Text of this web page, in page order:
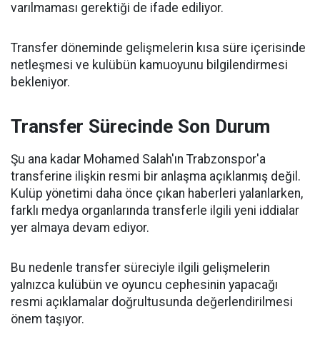
varılmaması gerektiği de ifade ediliyor.
Transfer döneminde gelişmelerin kısa süre içerisinde
netleşmesi ve kulübün kamuoyunu bilgilendirmesi
bekleniyor.
Transfer Sürecinde Son Durum
Şu ana kadar Mohamed Salah'ın Trabzonspor'a
transferine ilişkin resmi bir anlaşma açıklanmış değil.
Kulüp yönetimi daha önce çıkan haberleri yalanlarken,
farklı medya organlarında transferle ilgili yeni iddialar
yer almaya devam ediyor.
Bu nedenle transfer süreciyle ilgili gelişmelerin
yalnızca kulübün ve oyuncu cephesinin yapacağı
resmi açıklamalar doğrultusunda değerlendirilmesi
önem taşıyor.